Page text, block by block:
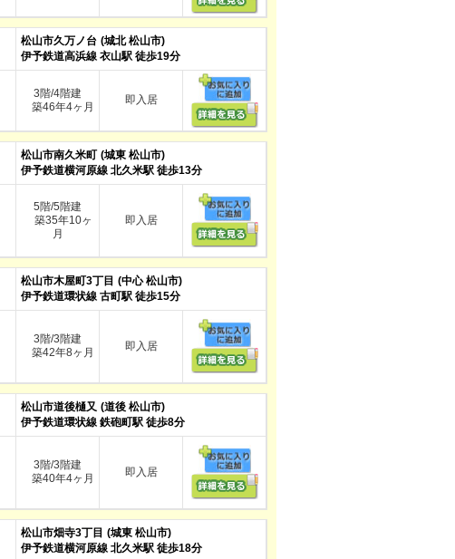
松山市久万ノ台 (城北 松山市)
伊予鉄道高浜線 衣山駅 徒歩19分
3階/4階建
築46年4ヶ月
即入居
松山市南久米町 (城東 松山市)
伊予鉄道横河原線 北久米駅 徒歩13分
5階/5階建
築35年10ヶ
月
即入居
松山市木屋町3丁目 (中心 松山市)
伊予鉄道環状線 古町駅 徒歩15分
3階/3階建
築42年8ヶ月
即入居
松山市道後樋又 (道後 松山市)
伊予鉄道環状線 鉄砲町駅 徒歩8分
3階/3階建
築40年4ヶ月
即入居
松山市畑寺3丁目 (城東 松山市)
伊予鉄道横河原線 北久米駅 徒歩18分